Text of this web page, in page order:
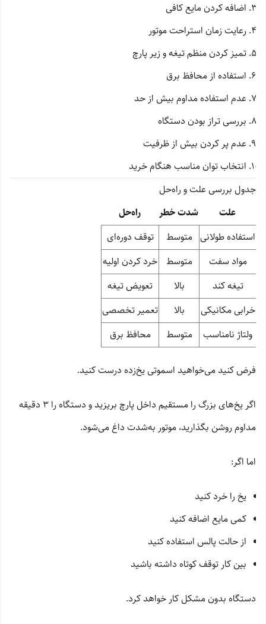
اضافه کردن مایع کافی
رعایت زمان استراحت موتور
تمیز کردن منظم تیغه و زیر پارچ
استفاده از محافظ برق
عدم استفاده مداوم بیش از حد
بررسی تراز بودن دستگاه
عدم پر کردن بیش از ظرفیت
انتخاب توان مناسب هنگام خرید
جدول بررسی علت و راه‌حل
علت
شدت خطر
راه‌حل
استفاده طولانی متوسط
توقف دوره‌ای
مواد سفت
متوسط
خرد کردن اولیه
تیغه کند
بالا
تعویض تیغه
خرابی مکانیکی
بالا
تعمیر تخصصی
ولتاژ نامناسب
متوسط محافظ برق
فرض کنید می‌خواهید اسموتی یخ‌زده درست کنید.
اگر یخ‌های بزرگ را مستقیم داخل پارچ بریزید و دستگاه را 3 دقیقه
مداوم روشن بگذارید، موتور به‌شدت داغ می‌شود.
اما اگر:
یخ را خرد کنید
کمی مایع اضافه کنید
از حالت پالس استفاده کنید
بین کار توقف کوتاه داشته باشید
دستگاه بدون مشکل کار خواهد کرد.